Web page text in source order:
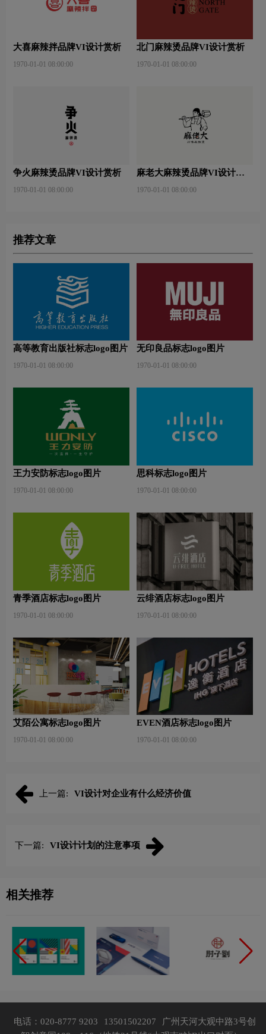
大喜麻辣拌品牌VI设计赏析
1970-01-01 08:00:00
北门麻辣烫品牌VI设计赏析
1970-01-01 08:00:00
争火麻辣烫品牌VI设计赏析
1970-01-01 08:00:00
麻老大麻辣烫品牌VI设计赏
1970-01-01 08:00:00
推荐文章
高等教育出版社标志logo图片
1970-01-01 08:00:00
无印良品标志logo图片
1970-01-01 08:00:00
王力安防标志logo图片
1970-01-01 08:00:00
思科标志logo图片
1970-01-01 08:00:00
青季酒店标志logo图片
1970-01-01 08:00:00
云绯酒店标志logo图片
1970-01-01 08:00:00
艾陌公寓标志logo图片
1970-01-01 08:00:00
EVEN酒店标志logo图片
1970-01-01 08:00:00
上一篇: VI设计对企业有什么经济价值
下一篇: VI设计计划的注意事项
相关推荐
电话：020-8777 9203 13501502207
广州天河大观中路3号创